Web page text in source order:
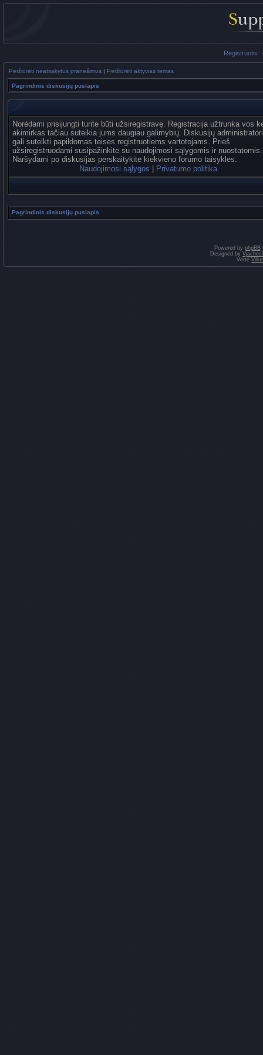
Registruotis
Peržiūrėti neatsakytus pranešimus | Peržiūrėti aktyvias temas
Pagrindinis diskusijų puslapis
Norėdami prisijungti turite būti užsiregistravę. Registracija užtrunka vos
akimirkas tačiau suteikia jums daugiau galimybių. Diskusijų
gali suteikti papildomas teises registruotiems vartotojams. Prieš
užsiregistruodami susipažinkite su naudojimosi sąlygomis ir nuostatomis.
Naršydami po diskusijas perskaitykite kiekvieno forumo taisykles.
Naudojimosi sąlygos
Privatumo politika
Pagrindinis diskusijų puslapis
Powered by phpBB
Designed by
Vertė